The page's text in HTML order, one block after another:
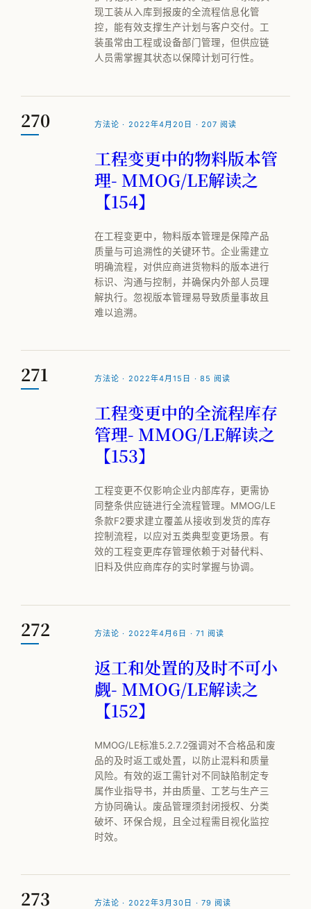
现工装从入库到报废的全流程信息化管
控，能有效支撑生产计划与客户交付。工
装虽常由工程或设备部门管理，但供应链
人员需掌握其状态以保障计划可行性。
270 方法论 · 2022年4月20日 · 207 阅读
工程变更中的物料版本管
理- MMOG/LE解读之
【154】
在工程变更中，物料版本管理是保障产品
质量与可追溯性的关键环节。企业需建立
明确流程，对供应商进货物料的版本进行
标识、沟通与控制，并确保内外部人员理
解执行。忽视版本管理易导致质量事故且
难以追溯。
271 方法论 · 2022年4月15日 · 85 阅读
工程变更中的全流程库存
管理- MMOG/LE解读之
【153】
工程变更不仅影响企业内部库存，更需协
同整条供应链进行全流程管理。MMOG/LE
条款F2要求建立覆盖从接收到发货的库存
控制流程，以应对五类典型变更场景。有
效的工程变更库存管理依赖于对替代料、
旧料及供应商库存的实时掌握与协调。
272 方法论 · 2022年4月6日 · 71 阅读
返工和处置的及时不可小
觑- MMOG/LE解读之
【152】
MMOG/LE标准5.2.7.2强调对不合格品和废
品的及时返工或处置，以防止混料和质量
风险。有效的返工需针对不同缺陷制定专
属作业指导书，并由质量、工艺与生产三
方协同确认。废品管理须封闭授权、分类
破坏、环保合规，且全过程需目视化监控
时效。
273 方法论 · 2022年3月30日 · 79 阅读